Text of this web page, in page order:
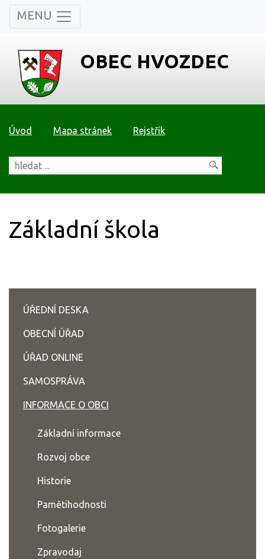
MENU
OBEC HVOZDEC
Úvod Mapa stránek Rejstřík
Základní škola
ÚŘEDNÍ DESKA
OBECNÍ ÚŘAD
ÚŘAD ONLINE
SAMOSPRÁVA
INFORMACE O OBCI
Základní informace
Rozvoj obce
Historie
Pamětihodnosti
Fotogalerie
Zpravodaj